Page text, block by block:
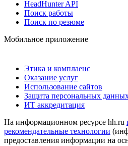
HeadHunter API
Поиск работы
Поиск по резюме
Мобильное приложение
Этика и комплаенс
Оказание услуг
Использование сайтов
Защита персональных
ИТ аккредитация
На информационном ресурсе hh.ru
рекомендательные технологии
предоставления информации на